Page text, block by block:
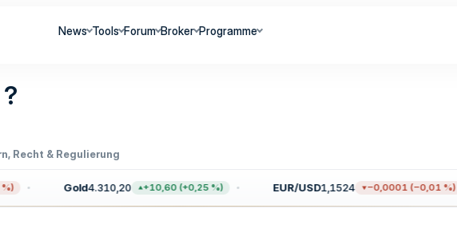
News Tools Forum Broker Programme
Recht & Regulierung
4.310,20 +10,60 (+0,25 %) EUR/USD1,1524 −0,0001 (−0,01 %)